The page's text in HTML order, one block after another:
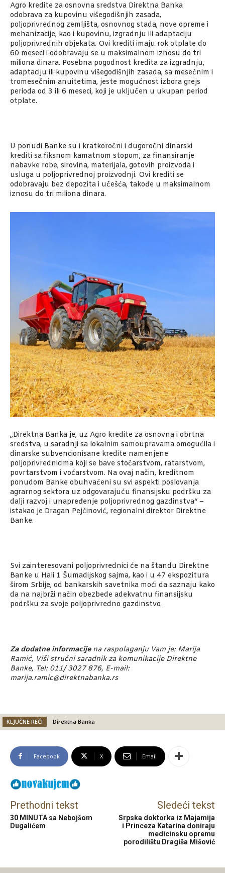
Agro kredite za osnovna sredstva Direktna Banka
odobrava za kupovinu višegodišnjih zasada,
poljoprivrednog zemljišta, osnovnog stada, nove opreme i
mehanizacije, kao i kupovinu, izgradnju ili adaptaciju
poljoprivrednih objekata. Ovi krediti imaju rok otplate do
60 meseci i odobravaju se u maksimalnom iznosu do tri
miliona dinara. Posebna pogodnost kredita za izgradnju,
adaptaciju ili kupovinu višegodišnjih zasada, sa mesečnim i
tromesečnim anuitetima, jeste mogućnost izbora grejs
perioda od 3 ili 6 meseci, koji je uključen u ukupan period
otplate.
U ponudi Banke su i kratkoročni i dugoročni dinarski
krediti sa fiksnom kamatnom stopom, za finansiranje
nabavke robe, sirovina, materijala, gotovih proizvoda i
usluga u poljoprivrednoj proizvodnji. Ovi krediti se
odobravaju bez depozita i učešća, takođe u maksimalnom
iznosu do tri miliona dinara.
„Direktna Banka je, uz Agro kredite za osnovna i obrtna
sredstva, u saradnji sa lokalnim samoupravama omogućila i
dinarske subvencionisane kredite namenjene
poljoprivrednicima koji se bave stočarstvom, ratarstvom,
povrtarstvom i voćarstvom. Na ovaj način, kreditnom
ponudom Banke obuhvaćeni su svi aspekti poslovanja
agrarnog sektora uz odgovarajuću finansijsku podršku za
dalji razvoj i unapređenje poljoprivrednog gazdinstva“ –
istakao je Dragan Pejčinović, regionalni direktor Direktne
Banke.
Svi zainteresovani poljoprivrednici će na štandu Direktne
Banke u Hali 1 Šumadijskog sajma, kao i u 47 ekspozitura
širom Srbije, od bankarskih savetnika moći da saznaju kako
da na najbrži način obezbede adekvatnu finansijsku
podršku za svoje poljoprivredno gazdinstvo.
Za dodatne informacijena raspolaganju Vam je: Marija
Ramić, Viši stručni saradnik za komunikacije Direktne
Banke, Tel: 011/ 3027 876, E-mail:
marija.ramic@direktnabanka.rs
KLJUČNE REČI Direktna Banka
Facebook X Email
Prethodni tekst
30 MINUTA sa Nebojšom
Dugalićem
Sledeći tekst
Srpska doktorka iz Majamija
i Princeza Katarina doniraju
medicinsku opremu
porodilištu Dragiša Mišović